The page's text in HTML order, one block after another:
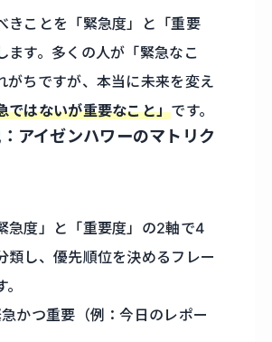
きことを「緊急度」と「重要
ます。多くの人が「緊急なこ
がちですが、本当に未来を変え
ではないが重要なこと」です。
アイゼンハワーのマトリク
急度」と「重要度」の2軸で4
類し、優先順位を決めるフレー
かつ重要（例：今日のレポー